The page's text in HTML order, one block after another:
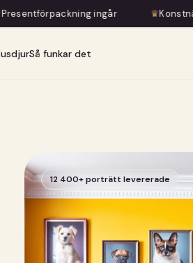
ingår ♛Konstnärlig
Så funkar det
12 400+ porträtt levererade